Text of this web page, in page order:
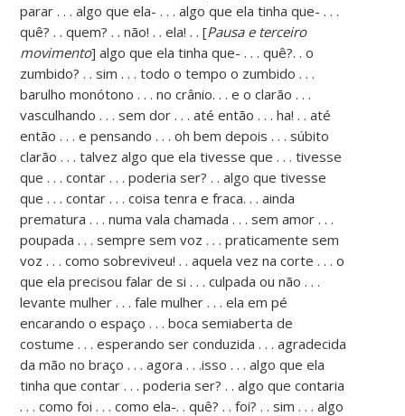
parar . . . algo que ela- . . . algo que ela tinha que- . . .
quê? . . quem? . . não! . . ela! . . [Pausa e terceiro
movimento] algo que ela tinha que- . . . quê?. . o
zumbido? . . sim . . . todo o tempo o zumbido . . .
barulho monótono . . . no crânio. . . e o clarão . . .
vasculhando . . . sem dor . . . até então . . . ha! . . até
então . . . e pensando . . . oh bem depois . . . súbito
clarão . . . talvez algo que ela tivesse que . . . tivesse
que . . . contar . . . poderia ser? . . algo que tivesse
que . . . contar . . . coisa tenra e fraca. . . ainda
prematura . . . numa vala chamada . . . sem amor . . .
poupada . . . sempre sem voz . . . praticamente sem
voz . . . como sobreviveu! . . aquela vez na corte . . . o
que ela precisou falar de si . . . culpada ou não . . .
levante mulher . . . fale mulher . . . ela em pé
encarando o espaço . . . boca semiaberta de
costume . . . esperando ser conduzida . . . agradecida
da mão no braço . . . agora . . .isso . . . algo que ela
tinha que contar . . . poderia ser? . . algo que contaria
. . . como foi . . . como ela-. . quê? . . foi? . . sim . . . algo